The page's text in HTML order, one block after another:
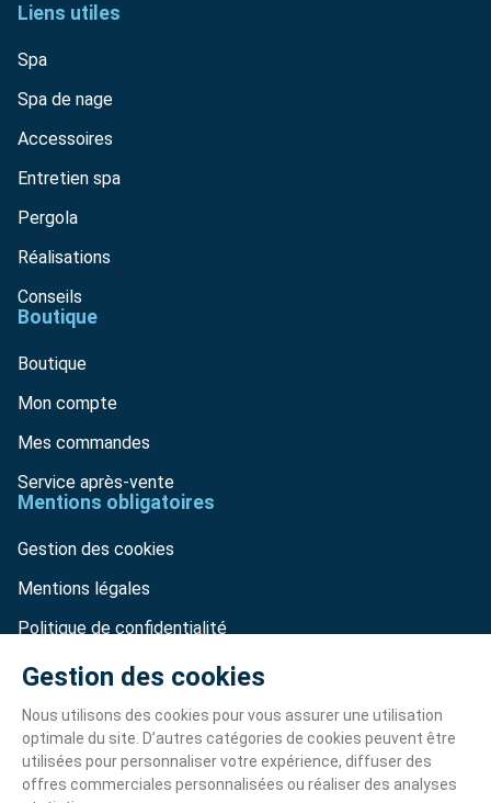
Liens utiles
Spa
Spa de nage
Accessoires
Entretien spa
Pergola
Réalisations
Conseils
Boutique
Boutique
Mon compte
Mes commandes
Service après-vente
Mentions obligatoires
Gestion des cookies
Mentions légales
Politique de confidentialité
CGV
2025 © IPSO